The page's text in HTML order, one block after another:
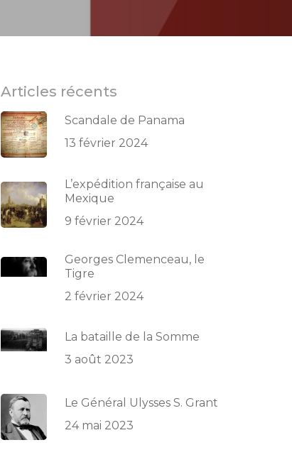
Articles récents
Scandale de Panama
13 février 2024
L’expédition française au
Mexique
9 février 2024
Georges Clemenceau, le
Tigre
2 février 2024
La bataille de la Somme
3 août 2023
Le Général Ulysses S. Grant
24 mai 2023